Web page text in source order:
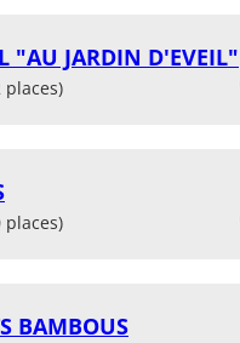
"AU JARDIN D'EVEIL"
BAMBOUS